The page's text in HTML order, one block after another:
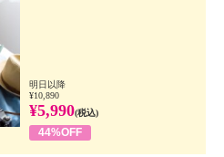
明日以降
¥10,890
¥5,990(税込)
44%OFF